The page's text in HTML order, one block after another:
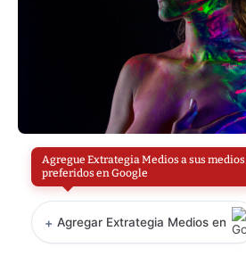
Agregue Extrategia Medios a sus medios
preferidos en Google
+ Agregar Extrategia Medios en